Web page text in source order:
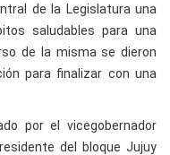
de la Legislatura una
saludables para una
de la misma se dieron
para finalizar con una
por el vicegobernador
del bloque Jujuy